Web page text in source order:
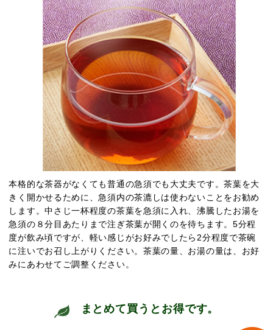
本格的な茶器がなくても普通の急須でも大丈夫です。茶葉を大
きく開かせるために、急須内の茶漉しは使わないことをお勧め
します。中さじ一杯程度の茶葉を急須に入れ、沸騰したお湯を
急須の８分目あたりまで注ぎ茶葉が開くのを待ちます。5分程
度が飲み頃ですが、軽い感じがお好みでしたら2分程度で茶碗
に注いでお召し上がりください。茶葉の量、お湯の量は、お好
みにあわせてご調整ください。
まとめて買うとお得です。